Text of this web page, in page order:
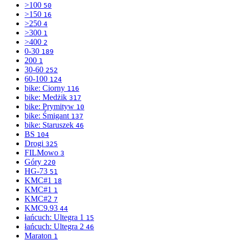
>100 50
>150 16
>250 4
>300 1
>400 2
0-30 189
200 1
30-60 252
60-100 124
bike: Ciorny 116
bike: Medżik 317
bike: Prymityw 10
bike: Śmigant 137
bike: Staruszek 46
BS 104
Drogi 325
FILMowo 3
Góry 220
HG-73 51
KMC#1 18
KMC#1 1
KMC#2 7
KMC9.93 44
łańcuch: Ultegra 1 15
łańcuch: Ultegra 2 46
Maraton 1